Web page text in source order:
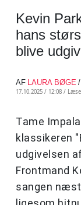
Kevin
hans
blive
AF LAURA BØGE
17.10.2025 / 12:08 /
Tame
klassikeren
udgivelsen
Frontmand
sangen